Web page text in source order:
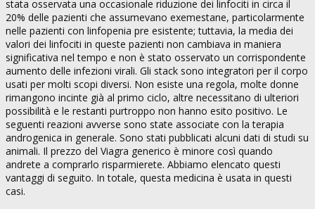
stata osservata una occasionale riduzione dei linfociti in circa il
20% delle pazienti che assumevano exemestane, particolarmente
nelle pazienti con linfopenia pre esistente; tuttavia, la media dei
valori dei linfociti in queste pazienti non cambiava in maniera
significativa nel tempo e non è stato osservato un corrispondente
aumento delle infezioni virali. Gli stack sono integratori per il corpo
usati per molti scopi diversi. Non esiste una regola, molte donne
rimangono incinte già al primo ciclo, altre necessitano di ulteriori
possibilità e le restanti purtroppo non hanno esito positivo. Le
seguenti reazioni avverse sono state associate con la terapia
androgenica in generale. Sono stati pubblicati alcuni dati di studi su
animali. Il prezzo del Viagra generico è minore così quando
andrete a comprarlo risparmierete. Abbiamo elencato questi
vantaggi di seguito. In totale, questa medicina è usata in questi
casi.